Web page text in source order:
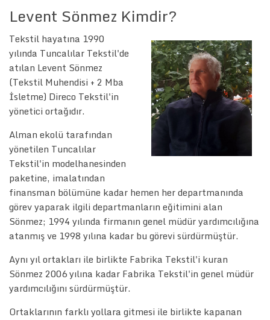
Levent Sönmez Kimdir?
Tekstil hayatına 1990
yılında Tuncalılar Tekstil'de
atılan Levent Sönmez
(Tekstil Muhendisi + 2 Mba
İsletme) Direco Tekstil'in
yönetici ortağıdır.
Alman ekolü tarafından
yönetilen Tuncalılar
Tekstil'in modelhanesinden
paketine, imalatından
finansman bölümüne kadar hemen her departmanında
görev yaparak ilgili departmanların eğitimini alan
Sönmez; 1994 yılında firmanın genel müdür yardımcılığına
atanmış ve 1998 yılına kadar bu görevi sürdürmüştür.
Aynı yıl ortakları ile birlikte Fabrika Tekstil'i kuran
Sönmez 2006 yılına kadar Fabrika Tekstil'in genel müdür
yardımcılığını sürdürmüştür.
Ortaklarının farklı yollara gitmesi ile birlikte kapanan